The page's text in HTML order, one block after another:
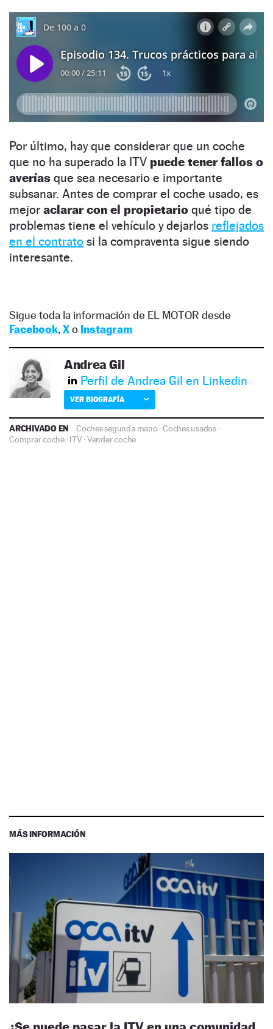
Por último, hay que considerar que un coche
que no ha superado la ITV puede tener fallos o
averías que sea necesario e importante
subsanar. Antes de comprar el coche usado, es
mejor aclarar con el propietario qué tipo de
problemas tiene el vehículo y dejarlos reflejados
en el contrato si la compraventa sigue siendo
interesante.
Sigue toda la información de EL MOTOR desde
Facebook, Xo Instagram
Andrea Gil
Perfil de Andrea Gil en Linkedin
VER BIOGRAFÍA
ARCHIVADO EN Coches segunda mano ·Coches usados·
Comprar coche ·ITV ·Vender coche
MÁS INFORMACIÓN